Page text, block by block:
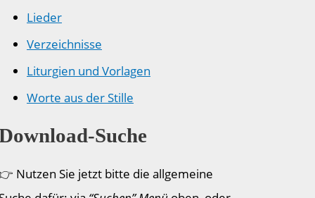
Lieder
Verzeichnisse
Liturgien und Vorlagen
Worte aus der Stille
Suche
Nutzen Sie jetzt bitte die allgemeine